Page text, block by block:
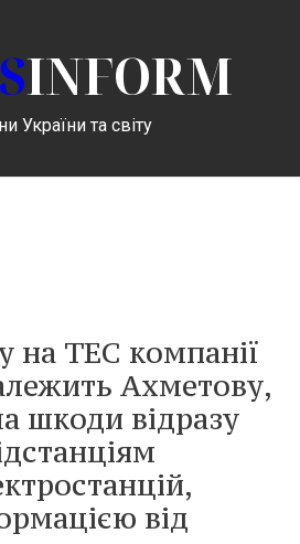
INFORM
України та світу
на ТЕС компанії
Ахметову,
шкоди відразу
від